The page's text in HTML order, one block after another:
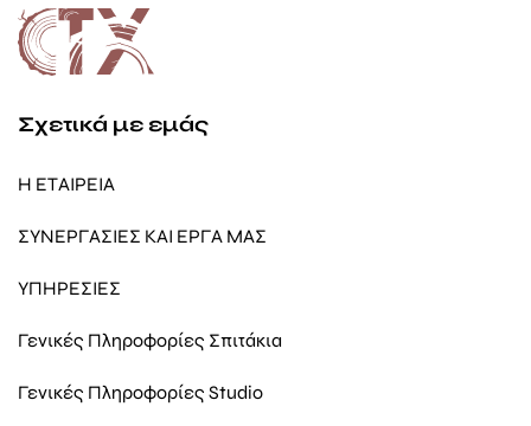
Σχετικά με εμάς
Η ΕΤΑΙΡΕΙΑ
ΣΥΝΕΡΓΑΣΙΕΣ ΚΑΙ ΕΡΓΑ ΜΑΣ
ΥΠΗΡΕΣΙΕΣ
Γενικές Πληροφορίες Σπιτάκια
Γενικές Πληροφορίες Studio